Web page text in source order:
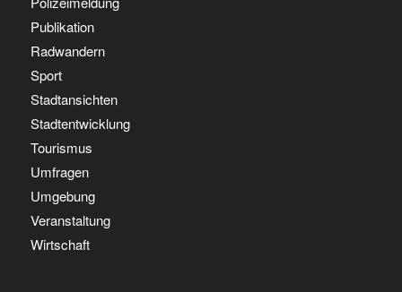
Publikation
Radwandern
Sport
Stadtansichten
Stadtentwicklung
Tourismus
Umfragen
Umgebung
Veranstaltung
Wirtschaft